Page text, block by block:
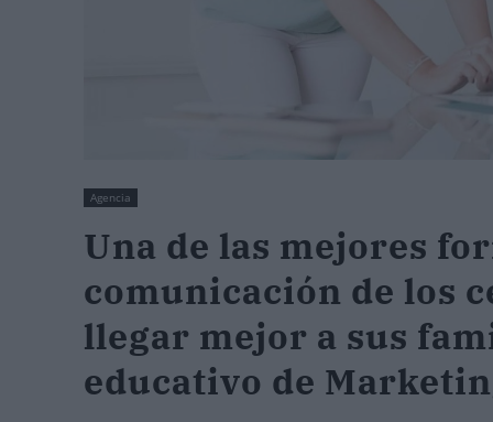
Agencia
Una de las mejores
comunicación de los
llegar mejor a sus
educativo de